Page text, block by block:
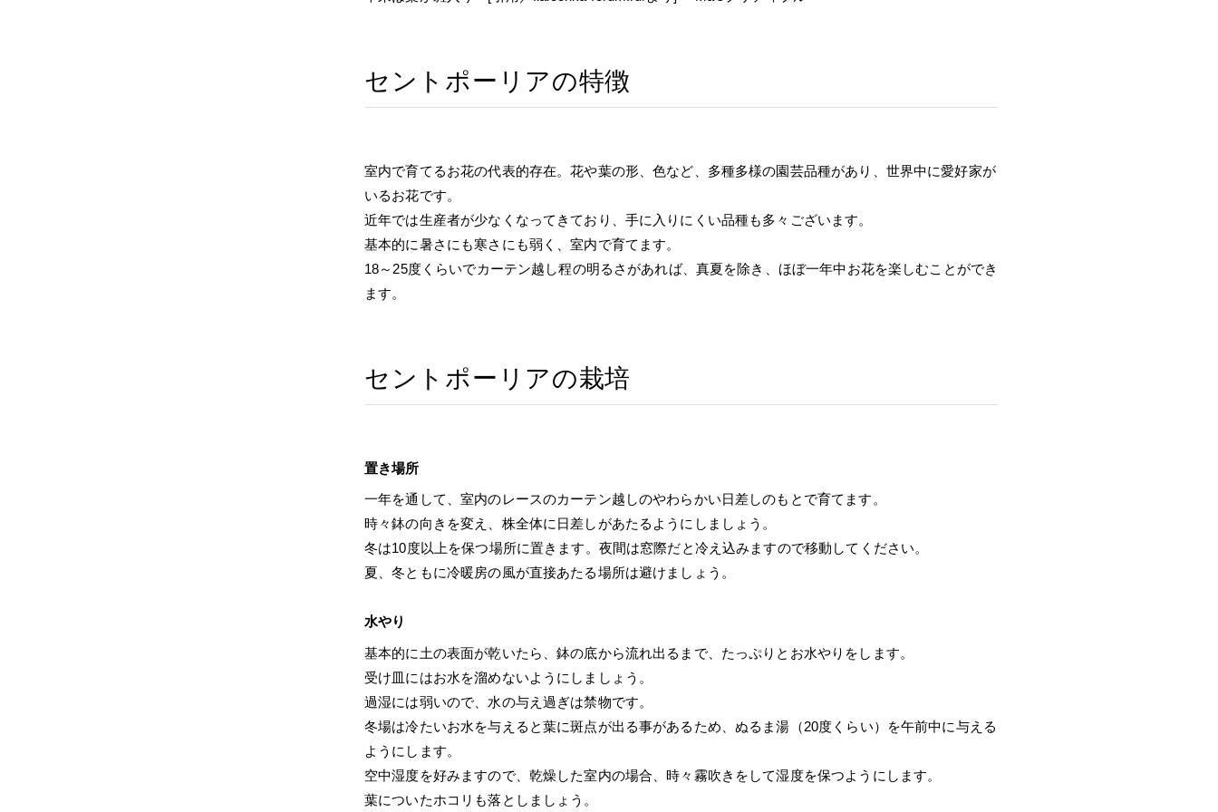
セントポーリアの特徴
室内で育てるお花の代表的存在。花や葉の形、色など、多種多様の園芸品種があり、世界中に愛好家が
いるお花です。
近年では生産者が少なくなってきており、手に入りにくい品種も多々ございます。
基本的に暑さにも寒さにも弱く、室内で育てます。
18～25度くらいでカーテン越し程の明るさがあれば、真夏を除き、ほぼ一年中お花を楽しむことができ
ます。
セントポーリアの栽培
置き場所
一年を通して、室内のレースのカーテン越しのやわらかい日差しのもとで育てます。
時々鉢の向きを変え、株全体に日差しがあたるようにしましょう。
冬は10度以上を保つ場所に置きます。夜間は窓際だと冷え込みますので移動してください。
夏、冬ともに冷暖房の風が直接あたる場所は避けましょう。
水やり
基本的に土の表面が乾いたら、鉢の底から流れ出るまで、たっぷりとお水やりをします。
受け皿にはお水を溜めないようにしましょう。
過湿には弱いので、水の与え過ぎは禁物です。
冬場は冷たいお水を与えると葉に斑点が出る事があるため、ぬるま湯（20度くらい）を午前中に与える
ようにします。
空中湿度を好みますので、乾燥した室内の場合、時々霧吹きをして湿度を保つようにします。
葉についたホコリも落としましょう。